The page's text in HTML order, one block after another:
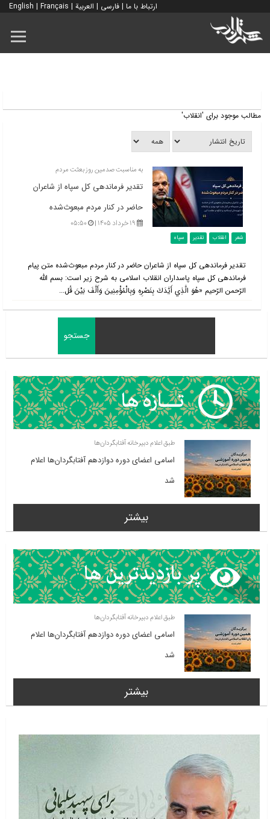
ارتباط با ما | فارسی | العربية |
English | Français
مطالب موجود برای 'انقلاب'
به مناسبت صدمین روز بعثت مردم
تقدیر فرماندهی کل سپاه از شاعران
حاضر در کنار مردم مبعوث‌شده
۱۹ خرداد ۱۴۰۵ | ۰۵:۵۰
شعر انقلاب تقدیر سپاه
تقدیر فرماندهی کل سپاه از شاعران حاضر در کنار مردم مبعوث‌شده متن پیام
فرماندهی کل سپاه پاسداران انقلاب اسلامی به شرح زیر است: بسم الله
الرّحمن الرّحیم «هُوَ الَّذِي أَيَّدَكَ بِنَصْرِهِ وَبِالْمُؤْمِنِينَ وَأَلَّفَ بَيْنَ قُل...
طبق اعلام دبیرخانه آفتابگردان‌ها
اسامی اعضای دوره دوازدهم آفتابگردان‌ها اعلام
شد
بیشتر
طبق اعلام دبیرخانه آفتابگردان‌ها
اسامی اعضای دوره دوازدهم آفتابگردان‌ها اعلام
شد
بیشتر